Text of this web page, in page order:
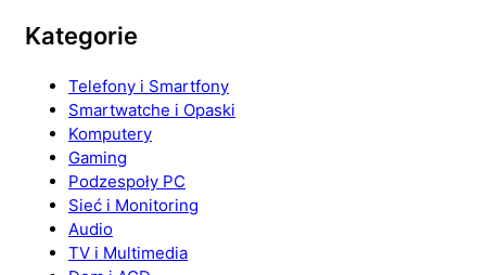
Kategorie
Telefony i Smartfony
Smartwatche i Opaski
Komputery
Gaming
Podzespoły PC
Sieć i Monitoring
Audio
TV i Multimedia